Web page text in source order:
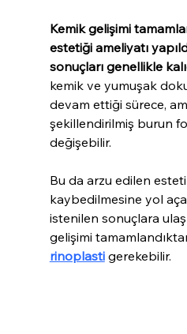
Kemik gelişimi
estetiği ameliyatı
sonuçları genellikle
kemik ve yumuşak
devam ettiği sürece,
şekillendirilmiş burun
değişebilir.
Bu da arzu edilen
kaybedilmesine yol
istenilen sonuçlara
gelişimi
rinoplasti gerekebilir.